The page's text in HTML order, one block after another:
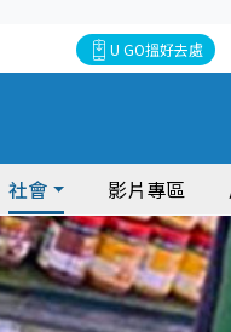
U GO搵好去處
社會 影片專區